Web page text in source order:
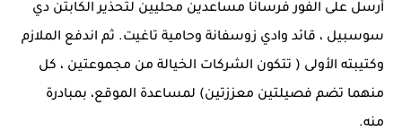
أرسل على الفور فرسانًا مساعدين محليين لتحذير الكابتن دي
سوسبيل ، قائد وادي زوسفانة وحامية تاغيت. ثم اندفع الملازم
وكتيبته الأولى ( تتكون الشركات الخيالة من مجموعتين ، كل
منهما تضم ​​فصيلتين معززتين) لمساعدة الموقع، بمبادرة
منه.